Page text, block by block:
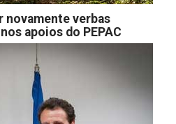
novamente verbas
apoios do PEPAC